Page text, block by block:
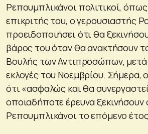
Ρεπουμπλικάνοι πολιτικοί,
επικριτής του, ο γερουσιαστής
προειδοποιήσει ότι θα
βάρος του όταν θα ανακτήσουν
Βουλής των Αντιπροσώπων, μετά
εκλογές του Νοεμβρίου. Σήμερα,
ότι «ασφαλώς και θα
οποιαδήποτε έρευνα ξεκινήσουν
Ρεπουμπλικάνοι το επόμενο